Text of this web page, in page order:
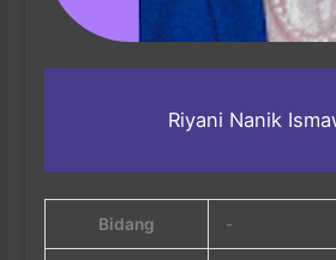
Riyani Nanik
Bidang -